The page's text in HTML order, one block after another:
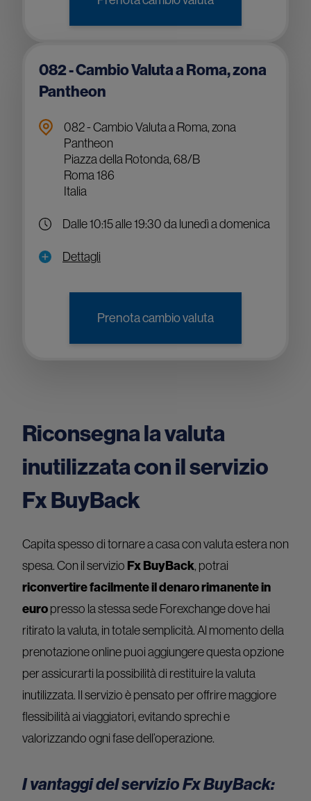
082 - Cambio Valuta a Roma, zona
Pantheon
082 - Cambio Valuta a Roma, zona
Pantheon
Piazza della Rotonda, 68/B
Roma 186
Italia
Dalle 10:15 alle 19:30 da lunedì a domenica
Dettagli
Prenota cambio valuta
Riconsegna la valuta
inutilizzata con il servizio
Fx BuyBack
Capita spesso di tornare a casa con valuta estera non
spesa. Con il servizio Fx BuyBack, potrai
riconvertire facilmente il denaro rimanente in
europresso la stessa sede Forexchange dove hai
ritirato la valuta, in totale semplicità. Al momento della
prenotazione online puoi aggiungere questa opzione
per assicurarti la possibilità di restituire la valuta
inutilizzata. Il servizio è pensato per offrire maggiore
flessibilità ai viaggiatori, evitando sprechi e
valorizzando ogni fase dell’operazione.
I vantaggi del servizio Fx BuyBack: